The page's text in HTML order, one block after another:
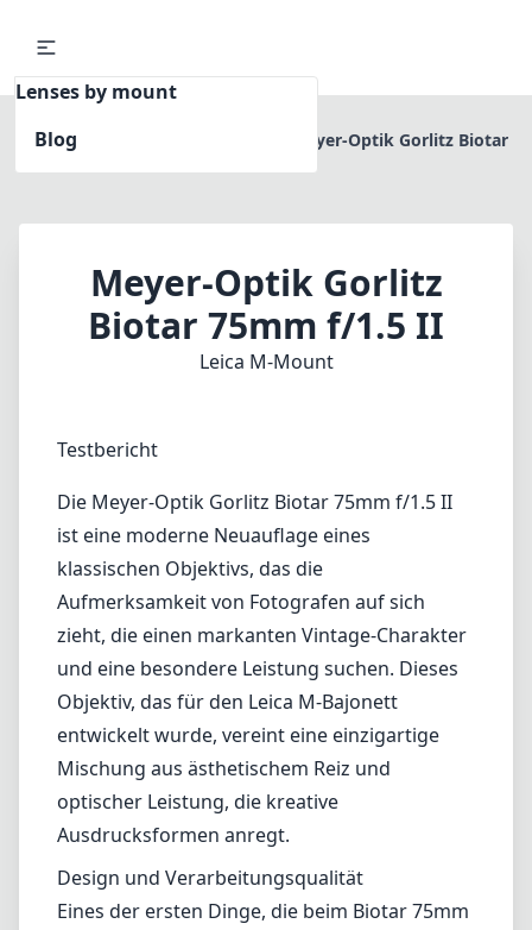
Lenses by mount
Blog
Home
Meyer-Optik Gorlitz Biotar
Meyer-Optik Gorlitz
Biotar 75mm f/1.5 II
Leica M-Mount
Testbericht
Die Meyer-Optik Gorlitz Biotar 75mm f/1.5 II
ist eine moderne Neuauflage eines
klassischen Objektivs, das die
Aufmerksamkeit von Fotografen auf sich
zieht, die einen markanten Vintage-Charakter
und eine besondere Leistung suchen. Dieses
Objektiv, das für den Leica M-Bajonett
entwickelt wurde, vereint eine einzigartige
Mischung aus ästhetischem Reiz und
optischer Leistung, die kreative
Ausdrucksformen anregt.
Design und Verarbeitungsqualität
Eines der ersten Dinge, die beim Biotar 75mm